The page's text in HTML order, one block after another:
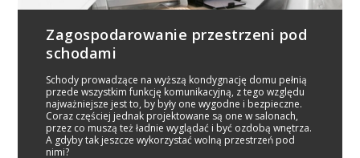
Zagospodarowanie przestrzeni pod
schodami
Schody prowadzące na wyższą kondygnację domu pełnią
przede wszystkim funkcję komunikacyjną, z tego względu
najważniejsze jest to, by były one wygodne i bezpieczne.
Coraz częściej jednak projektowane są one w salonach,
przez co muszą też ładnie wyglądać i być ozdobą wnętrza.
A gdyby tak jeszcze wykorzystać wolną przestrzeń pod
nimi?